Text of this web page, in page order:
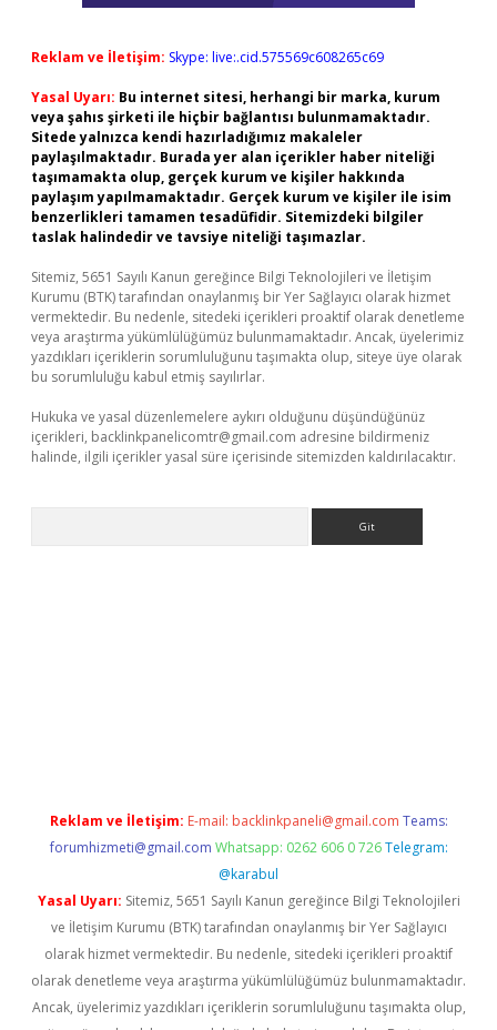
Reklam ve İletişim: Skype: live:.cid.575569c608265c69
Yasal Uyarı: Bu internet sitesi, herhangi bir marka, kurum
veya şahıs şirketi ile hiçbir bağlantısı bulunmamaktadır.
Sitede yalnızca kendi hazırladığımız makaleler
paylaşılmaktadır. Burada yer alan içerikler haber niteliği
taşımamakta olup, gerçek kurum ve kişiler hakkında
paylaşım yapılmamaktadır. Gerçek kurum ve kişiler ile isim
benzerlikleri tamamen tesadüfidir. Sitemizdeki bilgiler
taslak halindedir ve tavsiye niteliği taşımazlar.
Sitemiz, 5651 Sayılı Kanun gereğince Bilgi Teknolojileri ve İletişim
Kurumu (BTK) tarafından onaylanmış bir Yer Sağlayıcı olarak hizmet
vermektedir. Bu nedenle, sitedeki içerikleri proaktif olarak denetleme
veya araştırma yükümlülüğümüz bulunmamaktadır. Ancak, üyelerimiz
yazdıkları içeriklerin sorumluluğunu taşımakta olup, siteye üye olarak
bu sorumluluğu kabul etmiş sayılırlar.
Hukuka ve yasal düzenlemelere aykırı olduğunu düşündüğünüz
içerikleri, backlinkpanelicomtr@gmail.com adresine bildirmeniz
halinde, ilgili içerikler yasal süre içerisinde sitemizden kaldırılacaktır.
Reklam ve İletişim: E-mail: backlinkpaneli@gmail.com Teams:
forumhizmeti@gmail.com Whatsapp: 0262 606 0 726 Telegram:
@karabul
Yasal Uyarı: Sitemiz, 5651 Sayılı Kanun gereğince Bilgi Teknolojileri
ve İletişim Kurumu (BTK) tarafından onaylanmış bir Yer Sağlayıcı
olarak hizmet vermektedir. Bu nedenle, sitedeki içerikleri proaktif
olarak denetleme veya araştırma yükümlülüğümüz bulunmamaktadır.
Ancak, üyelerimiz yazdıkları içeriklerin sorumluluğunu taşımakta olup,